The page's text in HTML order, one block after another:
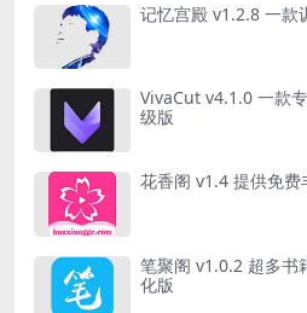
记忆宫殿 v1.2.8 一款
VivaCut v4.1.0 一款
级版
花香阁 v1.4 提供免
笔聚阁 v1.0.2 超多书
化版